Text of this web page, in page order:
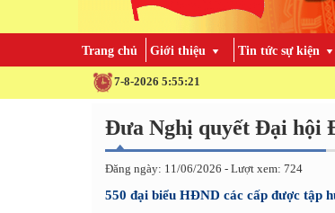
Trang chủ Giới thiệu Tin tức sự kiện
7-8-2026 5:55:23
Đưa Nghị quyết Đại hội
Đăng ngày: 11/06/2026 - Lượt xem: 724
550 đại biểu HĐND các cấp được tập